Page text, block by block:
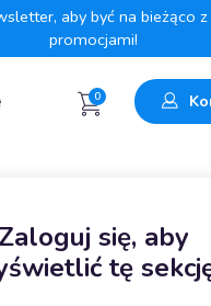
aby być na bieżąco
promocjami!
0
Zaloguj się, aby
tę